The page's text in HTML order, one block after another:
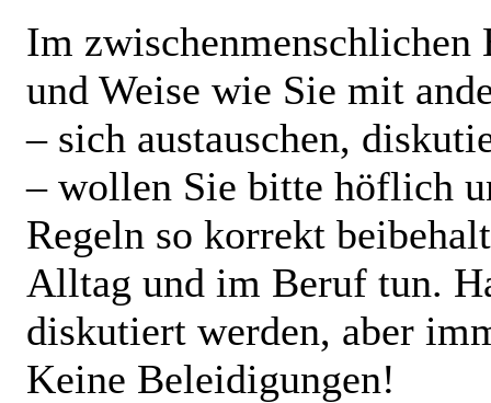
Im
und Weise wie Sie mit
– sich austauschen,
– wollen Sie bitte höflich
Regeln so korrekt
Alltag und im Beruf tun.
diskutiert werden, aber
Keine Beleidigungen!